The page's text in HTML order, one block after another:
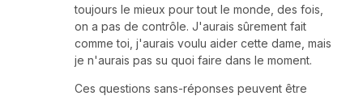
toujours le mieux pour tout le monde, des fois,
on a pas de contrôle. J'aurais sûrement fait
comme toi, j'aurais voulu aider cette dame, mais
je n'aurais pas su quoi faire dans le moment.
Ces questions sans-réponses peuvent être